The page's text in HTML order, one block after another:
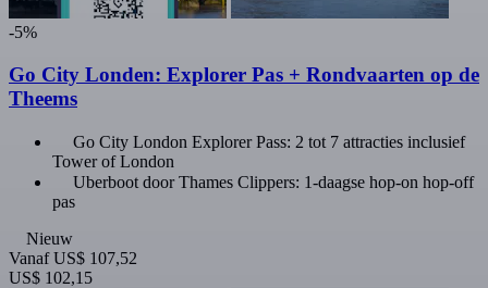
-5%
Go City Londen: Explorer Pas + Rondvaarten op de
Theems
Go City London Explorer Pass: 2 tot 7 attracties inclusief
Tower of London
Uberboot door Thames Clippers: 1-daagse hop-on hop-off
pas
Nieuw
Vanaf US$ 107,52
US$ 102,15